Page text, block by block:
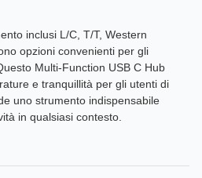
inclusi L/C, T/T, Western
opzioni convenienti per gli
Multi-Function USB C Hub
e tranquillità per gli utenti di
uno strumento indispensabile
in qualsiasi contesto.